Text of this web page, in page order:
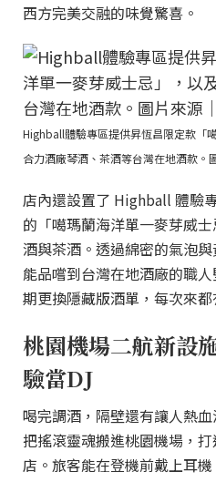
西方完美交融的味覺驚喜。
Highball體驗專區提供昇恆昌限定款「
合力酒廠琴酒、茶酒等台灣在地酒款。
店內還設置了 Highball 體驗
的「噶瑪蘭海洋單一麥芽威
酒與茶酒。透過綿密的氣泡
能品嚐到台灣在地酒廠的職
期更換隱藏版酒單，每次來都
桃園機場二航新設
驗當DJ
喝完調酒，隔壁還有讓人熱
把搖滾靈魂搬進桃園機場，
店。旅客能在登機前戴上耳